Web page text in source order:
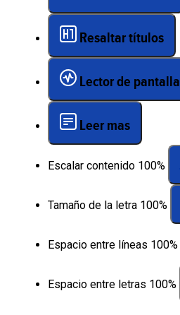
Resaltar títulos
Lector de pantalla
Leer mas
Escalar contenido 100%
Tamaño de la letra 100%
Espacio entre líneas 100%
Espacio entre letras 100%